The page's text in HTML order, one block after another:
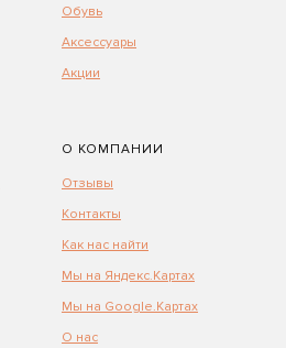
Обувь
Аксессуары
Акции
О КОМПАНИИ
Отзывы
Контакты
Как нас найти
Мы на Яндекс.Картах
Мы на Google.Картах
О нас